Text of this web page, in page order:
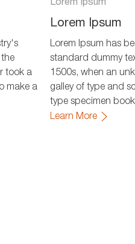
took a
make a
Lorem Ipsum
Lorem Ipsum has
standard dummy
1500s, when an
galley of type and
type specimen
Learn More